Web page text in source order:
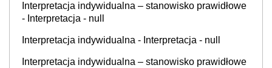
Interpretacja indywidualna – stanowisko prawidłowe
- Interpretacja - null
Interpretacja indywidualna - Interpretacja - null
Interpretacja indywidualna – stanowisko prawidłowe